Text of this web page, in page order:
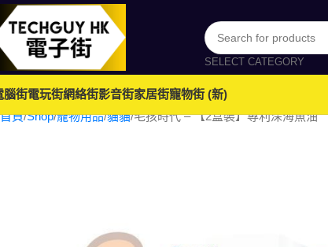
SELECT CATEGORY
腦街電玩街網絡街影音街家居街寵物街 (新)
首頁 Shop 寵物用品 貓貓 毛孩時代 – 【2盒裝】專利深海魚油